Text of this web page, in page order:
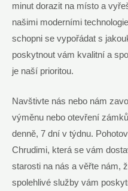
minut dorazit na místo a
našimi moderními
schopni se vypořádat s
poskytnout vám kvalitní a
je naší prioritou.
Navštivte nás nebo nám
výměnu nebo otevření
denně, 7 dní v týdnu.
Chrudimi, která se vám
starosti na nás a věřte nám,
spolehlivé služby vám